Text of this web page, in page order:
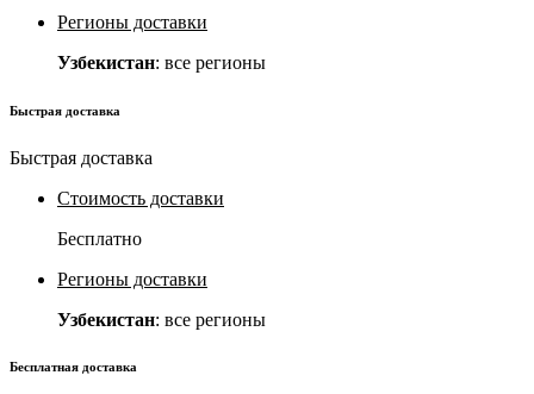
Регионы доставки
Узбекистан: все регионы
Быстрая доставка
Быстрая доставка
Стоимость доставки
Бесплатно
Регионы доставки
Узбекистан: все регионы
Бесплатная доставка